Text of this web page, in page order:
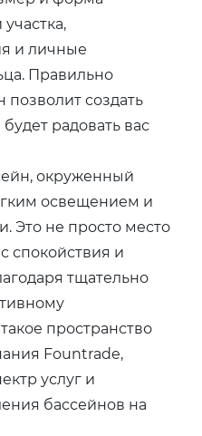
и личные
Правильно
создать
радовать вас
окруженный
освещением и
Это не просто место
спокойствия и
тщательно
пространство
Fountrade,
услуг и
бассейнов на